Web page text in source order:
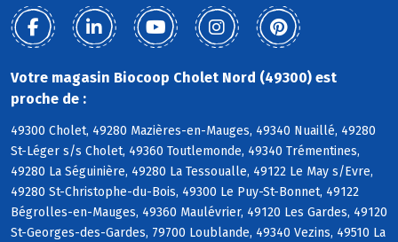
Votre magasin Biocoop Cholet Nord (49300) est
proche de :
49300 Cholet, 49280 Mazières-en-Mauges, 49340 Nuaillé, 49280
St-Léger s/s Cholet, 49360 Toutlemonde, 49340 Trémentines,
49280 La Séguinière, 49280 La Tessoualle, 49122 Le May s/Evre,
49280 St-Christophe-du-Bois, 49300 Le Puy-St-Bonnet, 49122
Bégrolles-en-Mauges, 49360 Maulévrier, 49120 Les Gardes, 49120
St-Georges-des-Gardes, 79700 Loublande, 49340 Vezins, 49510 La